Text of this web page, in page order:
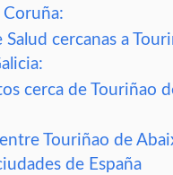
Salud cercanas a
cerca de Touriñao
Touriñao de
de España